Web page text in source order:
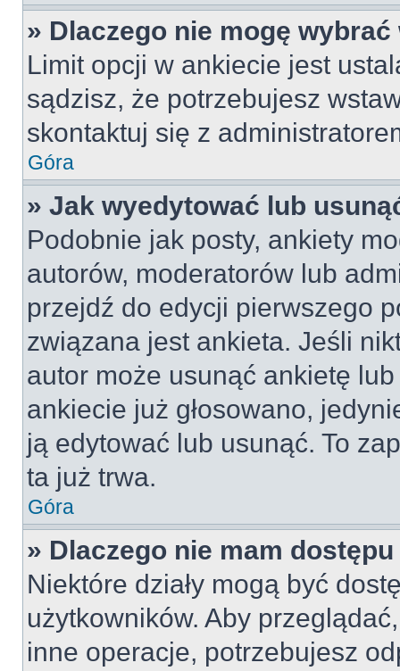
» Dlaczego nie mogę
Limit opcji w ankiecie jest
sądzisz, że potrzebujesz
skontaktuj się z
Góra
» Jak wyedytować lub
Podobnie jak posty, ankiety
autorów, moderatorów lub
przejdź do edycji pierwszego
związana jest ankieta. Jeśli
autor może usunąć ankietę
ankiecie już głosowano,
ją edytować lub usunąć. To
ta już trwa.
Góra
» Dlaczego nie mam dostępu
Niektóre działy mogą być
użytkowników. Aby
inne operacje, potrzebujesz